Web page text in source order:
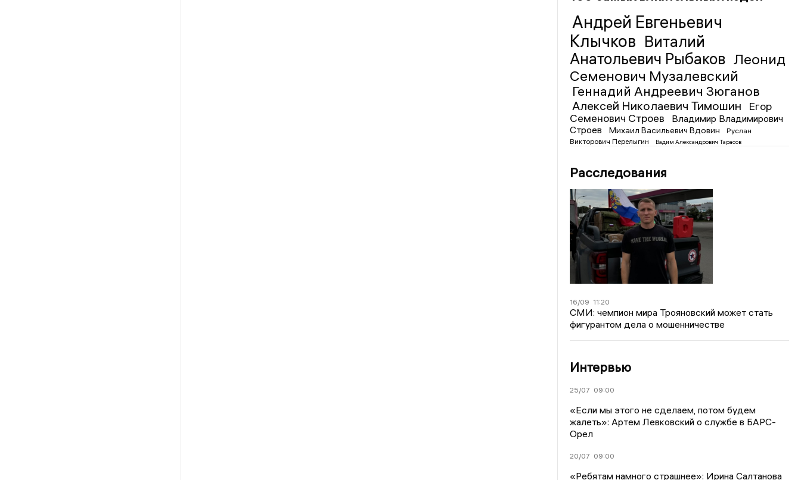
Андрей Евгеньевич
Клычков Виталий
Анатольевич Рыбаков Леонид
Семенович Музалевский
Геннадий Андреевич Зюганов
Алексей Николаевич Тимошин
Егор
Семенович Строев
Владимир Владимирович
Строев
Михаил Васильевич Вдовин
Руслан
Викторович Перелыгин
Вадим Александрович Тарасов
Расследования
16/09 11:20
СМИ: чемпион мира Трояновский может стать
фигурантом дела о мошенничестве
Интервью
25/07 09:00
«Если мы этого не сделаем, потом будем
жалеть»: Артем Левковский о службе в БАРС-
Орел
20/07 09:00
«Ребятам намного страшнее»: Ирина Салтанова